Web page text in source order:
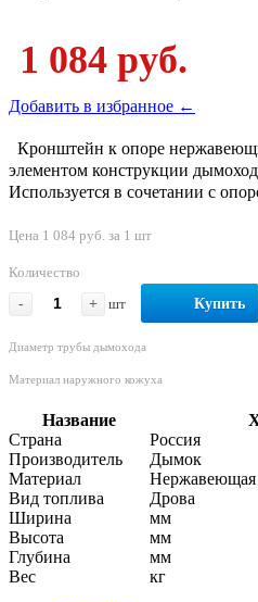
1 084 руб.
Добавить в избранное ←
Кронштейн к опоре
элементом конструкции
Используется в сочетании с
Цена 1 084 руб. за 1 шт
Количество
-
+ шт Купить
Диаметр трубы дымохода
Материал наружного кожуха
Название
Страна
Россия
Производитель
Дымок
Материал
Нержавеющая
Вид топлива
Дрова
Ширина
мм
Высота
мм
Глубина
мм
Вес
кг